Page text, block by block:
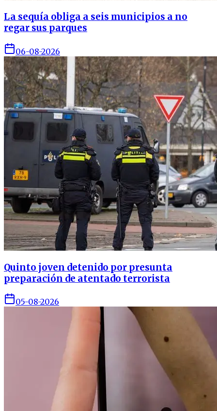
La sequía obliga a seis municipios a no
regar sus parques
06-08-2026
Quinto joven detenido por presunta
preparación de atentado terrorista
05-08-2026